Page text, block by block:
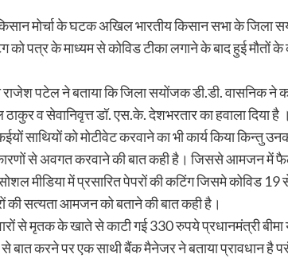
मोर्चा के घटक अखिल भारतीय किसान सभा के जिला
को पत्र के माध्यम से कोविड टीका लगाने के बाद हुई मौतों
राजेश पटेल ने बताया कि जिला सयोंजक डी.डी. वासनिक
व सेवानिवृत्त डॉ. एस.के. देशभरतार का हवाला दिया
साथियों को मोटीवेट करवाने का भी कार्य किया किन्तु
से अवगत करवाने की बात कही है। जिससे आमजन में
मीडिया में प्रसारित पेपरों की कटिंग जिसमे कोविड 19
की सत्यता आमजन को बताने की बात कही है।
से मृतक के खाते से काटी गई 330 रुपये प्रधानमंत्री बीमा
बात करने पर एक साथी बैंक मैनेजर ने बताया प्रावधान